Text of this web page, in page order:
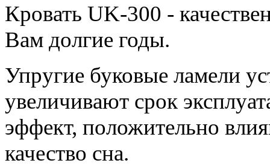
Кровать UK-300 -
Вам долгие годы.
Упругие буковые ламели
увеличивают срок
эффект, положительно
качество сна.